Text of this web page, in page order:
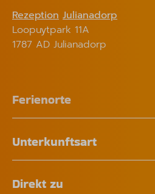
Rezeption Julianadorp
Loopuytpark 11A
1787 AD Julianadorp
Ferienorte
Unterkunftsart
Direkt zu